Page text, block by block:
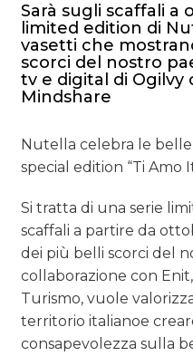
Sarà sugli scaffali a
limited edition di
vasetti che
scorci del nostro
tv e digital di Ogilvy
Mindshare
Nutella celebra le
special edition “Ti Amo
Si tratta di una serie
scaffali a partire da
dei più belli scorci del
collaborazione con
Turismo, vuole
territorio italianoe
consapevolezza sulla